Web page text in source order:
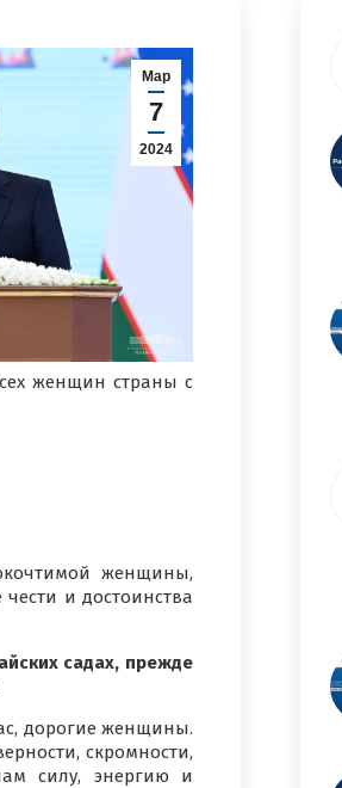
Мар
7
2024
женщин страны с
женщины,
и достоинства
садах, прежде
дорогие женщины.
скромности,
силу, энергию и